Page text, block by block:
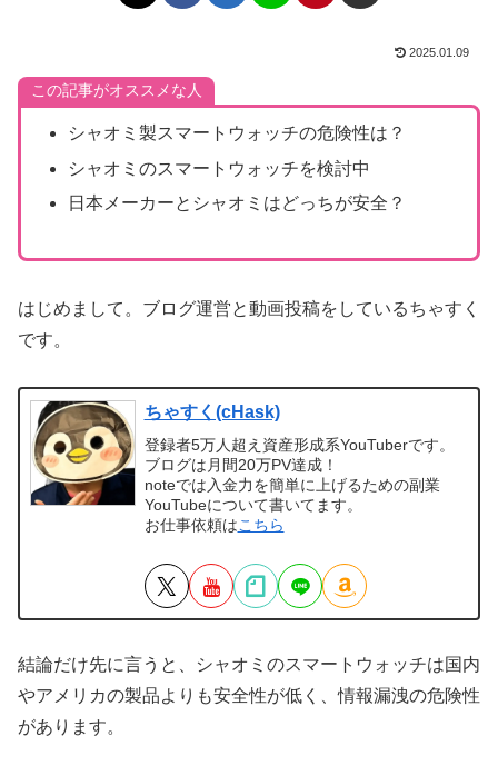
2025.01.09
この記事がオススメな人
シャオミ製スマートウォッチの危険性は？
シャオミのスマートウォッチを検討中
日本メーカーとシャオミはどっちが安全？
はじめまして。ブログ運営と動画投稿をしているちゃすく
です。
ちゃすく(cHask)
登録者5万人超え資産形成系YouTuberです。
ブログは月間20万PV達成！
noteでは入金力を簡単に上げるための副業
YouTubeについて書いてます。
お仕事依頼はこちら
結論だけ先に言うと、シャオミのスマートウォッチは国内
やアメリカの製品よりも安全性が低く、情報漏洩の危険性
があります。